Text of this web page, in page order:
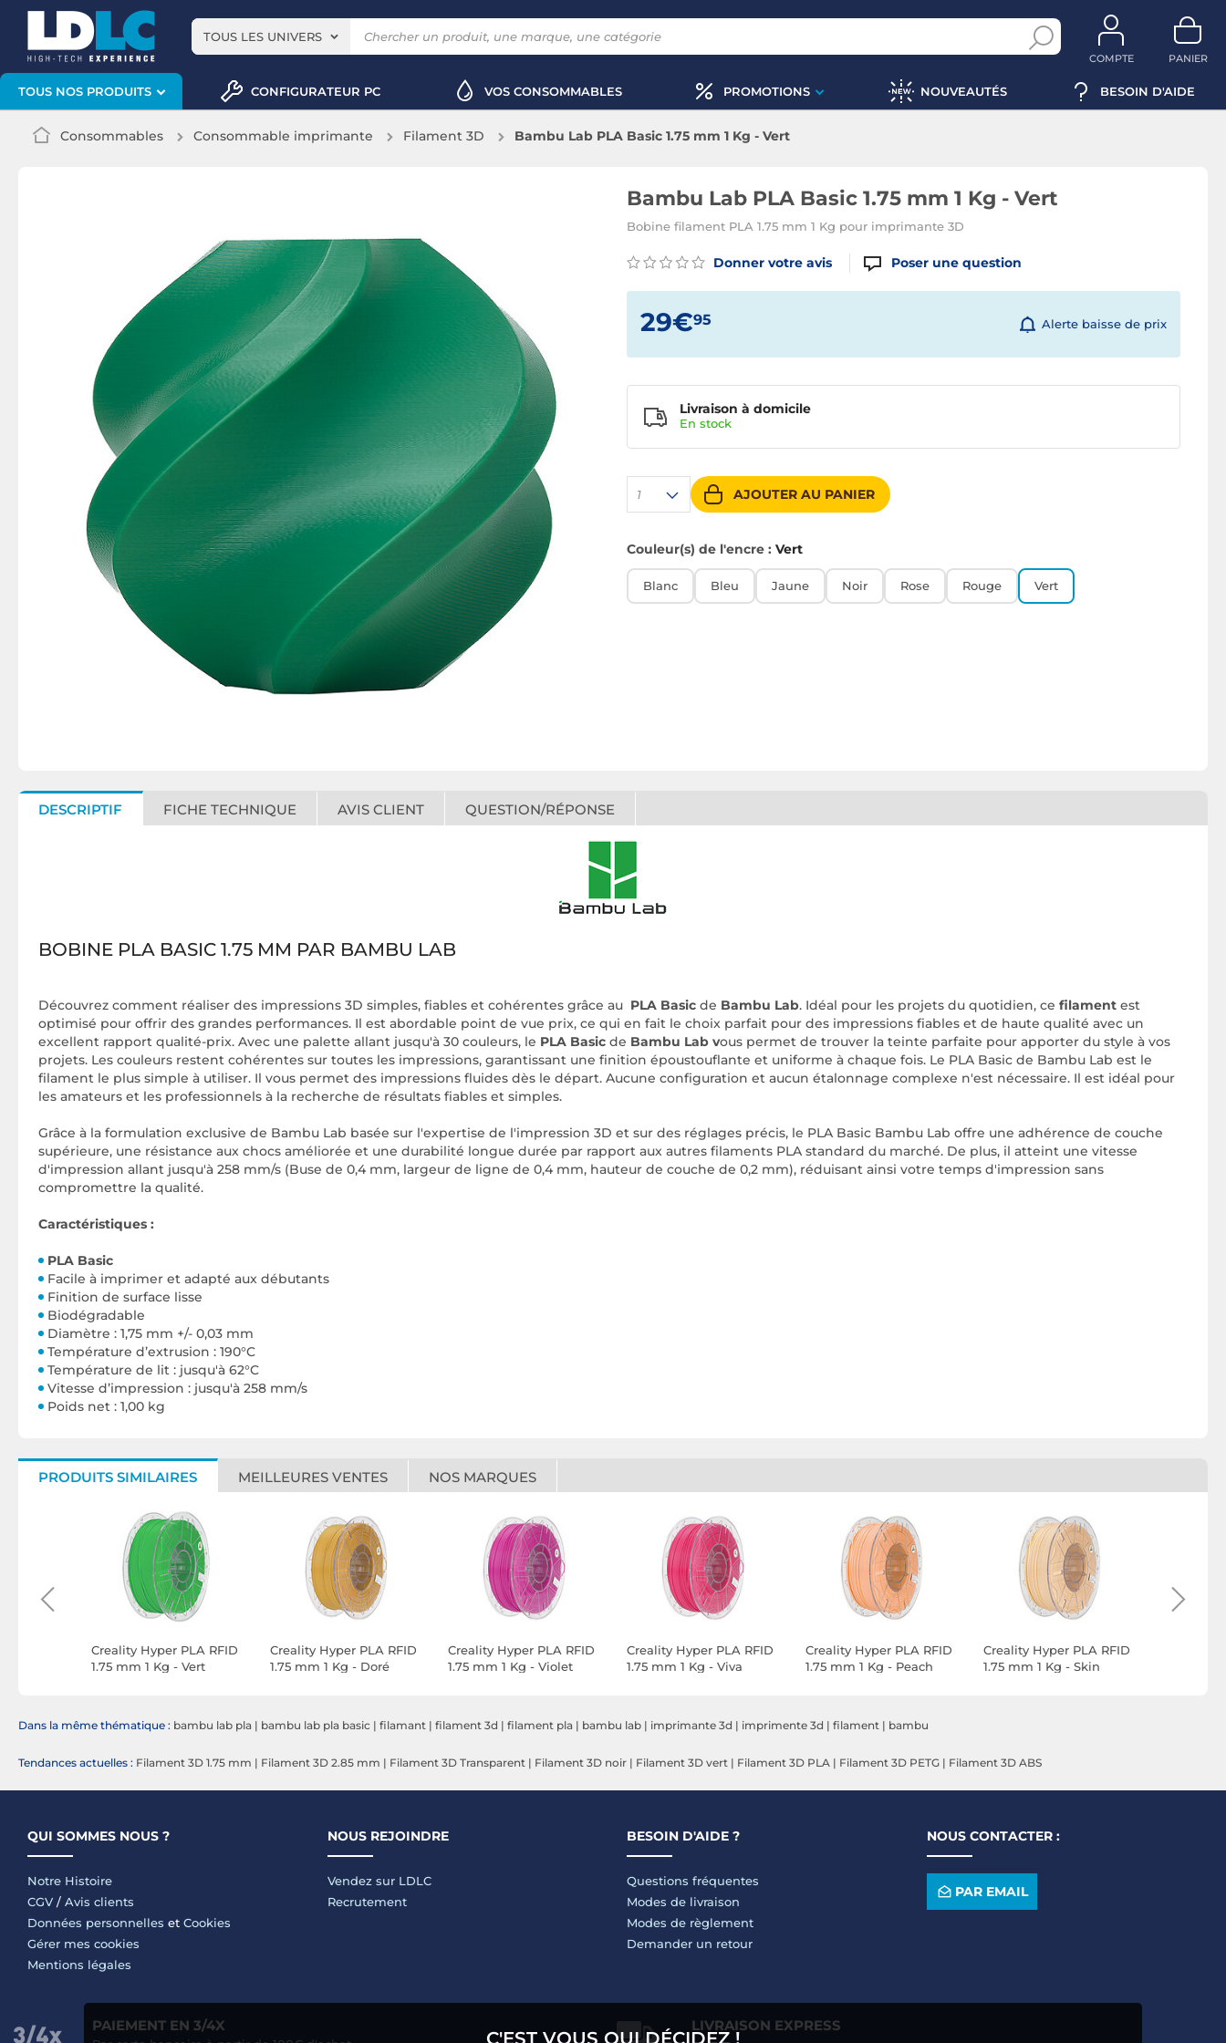
TOUS LES UNIVERS
COMPTE PANIER
TOUS NOS PRODUITS CONFIGURATEUR PC VOS CONSOMMABLES PROMOTIONS NOUVEAUTÉS BESOIN D'AIDE
Consommables Consommable imprimante Filament 3D Bambu Lab PLA Basic 1.75 mm 1 Kg - Vert
Bambu Lab PLA Basic 1.75 mm 1 Kg - Vert
Bobine filament PLA 1.75 mm 1 Kg pour imprimante 3D
Donner votre avis Poser une question
29€95 Alerte baisse de prix
1 AJOUTER AU PANIER
Livraison à domicile
En stock
Couleur(s) de l'encre : Vert
Blanc Bleu Jaune Noir Rose Rouge Vert
DESCRIPTIF FICHE TECHNIQUE AVIS CLIENT QUESTION/RÉPONSE
BOBINE PLA BASIC 1.75 MM PAR BAMBU LAB
Découvrez comment réaliser des impressions 3D simples, fiables et cohérentes grâce au PLA Basic de Bambu Lab. Idéal pour les projets du quotidien, ce filament est
optimisé pour offrir des grandes performances. Il est abordable point de vue prix, ce qui en fait le choix parfait pour des impressions fiables et de haute qualité avec un
excellent rapport qualité-prix. Avec une palette allant jusqu'à 30 couleurs, le PLA Basic de Bambu Lab vous permet de trouver la teinte parfaite pour apporter du style à vos
projets. Les couleurs restent cohérentes sur toutes les impressions, garantissant une finition époustouflante et uniforme à chaque fois. Le PLA Basic de Bambu Lab est le
filament le plus simple à utiliser. Il vous permet des impressions fluides dès le départ. Aucune configuration et aucun étalonnage complexe n'est nécessaire. Il est idéal pour
les amateurs et les professionnels à la recherche de résultats fiables et simples.
Grâce à la formulation exclusive de Bambu Lab basée sur l'expertise de l'impression 3D et sur des réglages précis, le PLA Basic Bambu Lab offre une adhérence de couche
supérieure, une résistance aux chocs améliorée et une durabilité longue durée par rapport aux autres filaments PLA standard du marché. De plus, il atteint une vitesse
d'impression allant jusqu'à 258 mm/s (Buse de 0,4 mm, largeur de ligne de 0,4 mm, hauteur de couche de 0,2 mm), réduisant ainsi votre temps d'impression sans
compromettre la qualité.
Caractéristiques :
PLA Basic
Facile à imprimer et adapté aux débutants
Finition de surface lisse
Biodégradable
Diamètre : 1,75 mm +/- 0,03 mm
Température d’extrusion : 190°C
Température de lit : jusqu'à 62°C
Vitesse d’impression : jusqu'à 258 mm/s
Poids net : 1,00 kg
PRODUITS SIMILAIRES MEILLEURES VENTES NOS MARQUES
Creality Hyper PLA RFID
1.75 mm 1 Kg - Vert
Creality Hyper PLA RFID
1.75 mm 1 Kg - Doré
Creality Hyper PLA RFID
1.75 mm 1 Kg - Violet
Creality Hyper PLA RFID
1.75 mm 1 Kg - Viva
Creality Hyper PLA RFID
1.75 mm 1 Kg - Peach
Creality Hyper PLA RFID
1.75 mm 1 Kg - Skin
Dans la même thématique : bambu lab pla | bambu lab pla basic | filamant | filament 3d | filament pla | bambu lab | imprimante 3d | imprimente 3d | filament | bambu
Tendances actuelles : Filament 3D 1.75 mm | Filament 3D 2.85 mm | Filament 3D Transparent | Filament 3D noir | Filament 3D vert | Filament 3D PLA | Filament 3D PETG | Filament 3D ABS
QUI SOMMES NOUS ?
Notre Histoire
CGV / Avis clients
Données personnelles et Cookies
Gérer mes cookies
Mentions légales
NOUS REJOINDRE
Vendez sur LDLC
Recrutement
BESOIN D'AIDE ?
Questions fréquentes
Modes de livraison
Modes de règlement
Demander un retour
NOUS CONTACTER :
PAR EMAIL
PAIEMENT EN 3/4X LIVRAISON EXPRESS
C'EST VOUS QUI DÉCIDEZ !